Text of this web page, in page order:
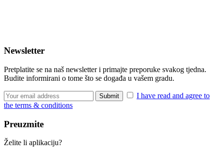
Newsletter
Pretplatite se na naš newsletter i primajte preporuke svakog tjedna.
Budite informirani o tome što se događa u vašem gradu.
I have read and agree to
the terms & conditions
Preuzmite
Želite li aplikaciju?